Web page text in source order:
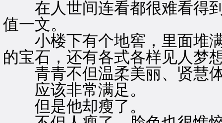
在人世间连看都很难看得到
值一文。
小楼下有个地窖，里面堆满
的宝石，还有各式各样见人梦
青青不但温柔美丽、贤慧体
应该非常满足。
但是他却瘦了。